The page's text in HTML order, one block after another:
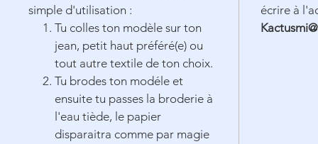
simple d'utilisation :
Tu colles ton modèle sur ton
jean, petit haut préféré(e) ou
tout autre textile de ton choix.
Tu brodes ton modéle et
ensuite tu passes la broderie à
l'eau tiède, le papier
disparaitra comme par magie
écrire à